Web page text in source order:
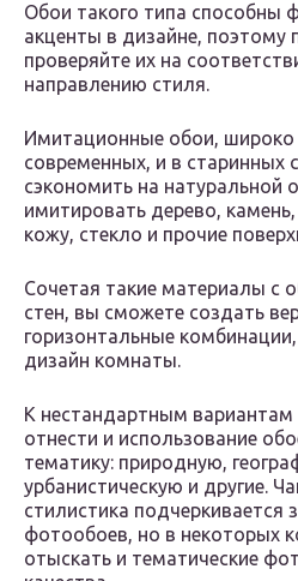
Обои такого типа
акценты в дизайне, поэтому
проверяйте их на
направлению стиля.
Имитационные обои,
современных, и в старинных
сэкономить на натуральной
имитировать дерево,
кожу, стекло и прочие
Сочетая такие материалы с
стен, вы сможете создать
горизонтальные
дизайн комнаты.
К нестандартным
отнести и использование
тематику: природную,
урбанистическую и другие.
стилистика подчеркивается
фотообоев, но в некоторых
отыскать и тематические